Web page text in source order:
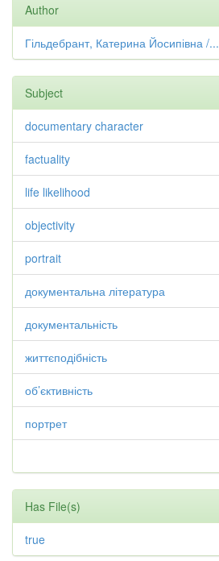
Author
Гільдебрант, Катерина Йосипівна /...
Subject
documentary character
factuality
life likelihood
objectivity
portrait
документальна література
документальність
життєподібність
об’єктивність
портрет
Has File(s)
true